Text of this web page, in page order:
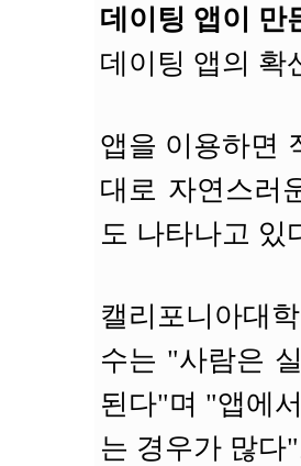
데이팅 앱이 만
데이팅 앱의 확
앱을 이용하면
대로 자연스러
도 나타나고 있
캘리포니아대
수는 "사람은
된다"며 "앱에
는 경우가 많다